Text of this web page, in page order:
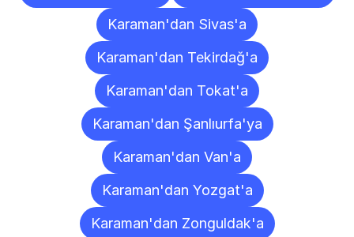
Karaman'dan Sivas'a
Karaman'dan Tekirdağ'a
Karaman'dan Tokat'a
Karaman'dan Şanlıurfa'ya
Karaman'dan Van'a
Karaman'dan Yozgat'a
Karaman'dan Zonguldak'a